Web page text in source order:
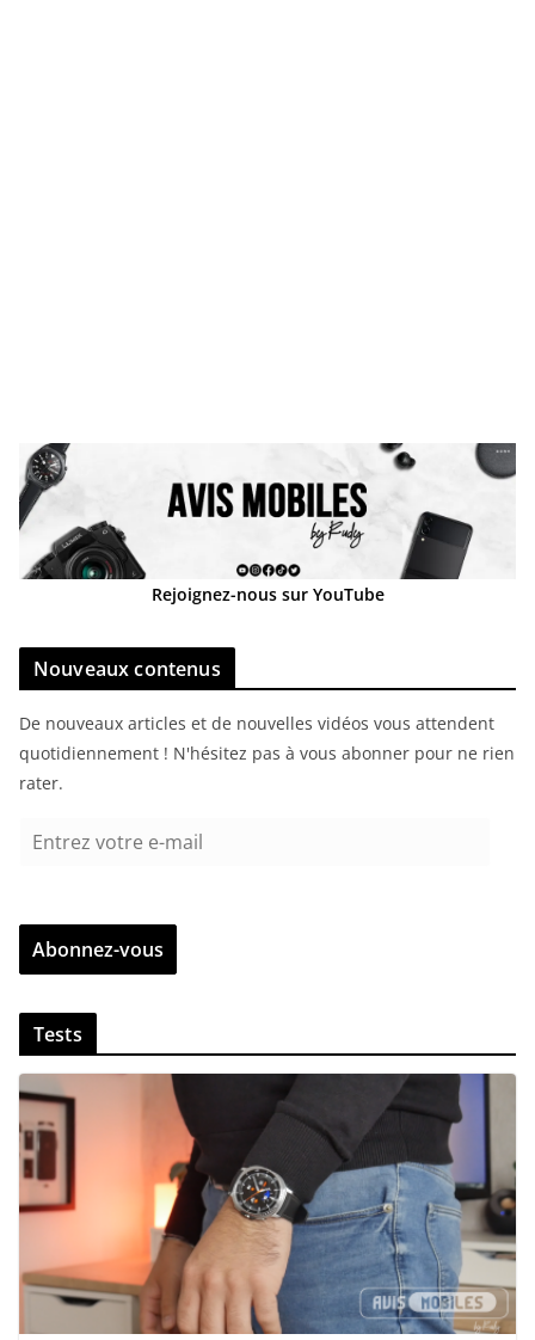
Rejoignez-nous sur YouTube
Nouveaux contenus
De nouveaux articles et de nouvelles vidéos vous attendent
quotidiennement ! N'hésitez pas à vous abonner pour ne rien
rater.
r
z
v
t
r
e
e
m
i
Abonnez-vous
Tests